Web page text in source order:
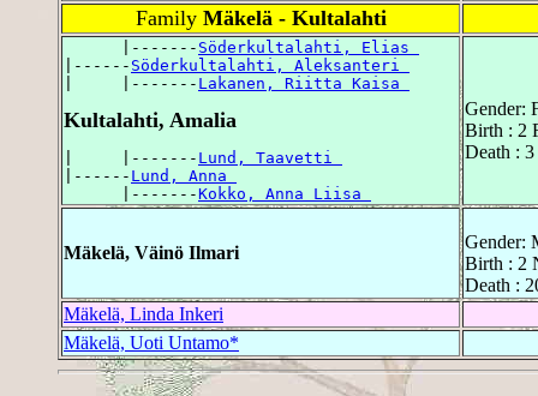
Family Mäkelä - Kultalahti
      |-------
Söderkultalahti, Elias
|------ Söderkultalahti, Aleksanteri
|     |------- Lakanen, Riitta Kaisa
Kultalahti, Amalia
|     |------- Lund, Taavetti
|------ Lund, Anna
      |-------
Kokko, Anna Liisa
Gender:
Birth : 2
Death :
Mäkelä, Väinö Ilmari
Gender:
Birth : 2
Death :
Mäkelä, Linda Inkeri
Mäkelä, Uoti Untamo*